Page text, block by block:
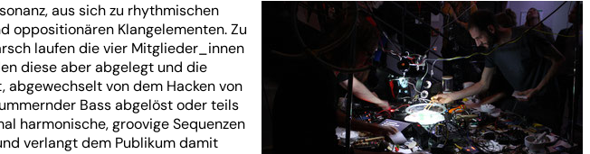
aus sich zu rhythmischen
oppositionären Klangelementen. Zu
laufen die vier Mitglieder_innen
diese aber abgelegt und die
abgewechselt von dem Hacken von
Bass abgelöst oder teils
harmonische, groovige Sequenzen
verlangt dem Publikum damit